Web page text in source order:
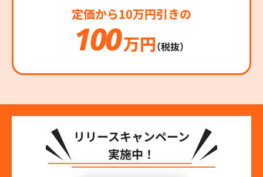
定価から10万円引きの
100万円（税抜）
リリースキャンペーン
実施中！